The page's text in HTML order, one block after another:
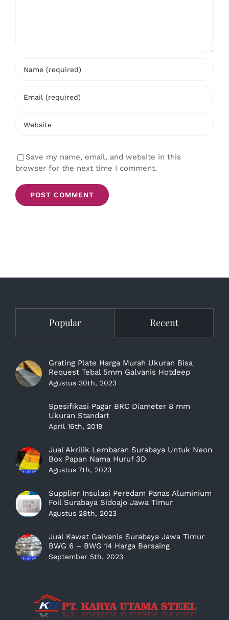
Save my name, email, and website in this
browser for the next time I comment.
Popular Recent
Grating Plate Harga Murah Ukuran Bisa
Request Tebal 5mm Galvanis Hotdeep
Agustus 30th, 2023
Spesifikasi Pagar BRC Diameter 8 mm
Ukuran Standart
April 16th, 2019
Jual Akrilik Lembaran Surabaya Untuk Neon
Box Papan Nama Huruf 3D
Agustus 7th, 2023
Supplier Insulasi Peredam Panas Aluminium
Foil Surabaya Sidoajo Jawa Timur
Agustus 28th, 2023
Jual Kawat Galvanis Surabaya Jawa Timur
BWG 6 – BWG 14 Harga Bersaing
September 5th, 2023